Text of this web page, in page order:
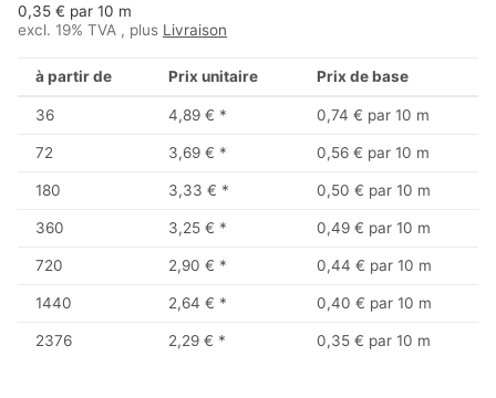
0,35 € par 10 m
excl. 19% TVA , plus Livraison
à partir de Prix unitaire Prix de base
36 4,89 € * 0,74 € par 10 m
72 3,69 € * 0,56 € par 10 m
180 3,33 € * 0,50 € par 10 m
360 3,25 € * 0,49 € par 10 m
720 2,90 € * 0,44 € par 10 m
1440 2,64 € * 0,40 € par 10 m
2376 2,29 € * 0,35 € par 10 m